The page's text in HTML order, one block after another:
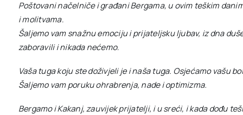
Poštovani načelniče i građani Bergama, u ovim teškim
i molitvama.
Šaljemo vam snažnu emociju i prijateljsku ljubav, iz dna
zaboravili i nikada nećemo.
Vaša tuga koju ste doživjeli je i naša tuga. Osjećamo vašu
Šaljemo vam poruku ohrabrenja, nade i optimizma.
Bergamo i Kakanj, zauvijek prijatelji, i u sreći, i kada dođu